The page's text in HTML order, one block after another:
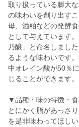
取り扱っている膨大
の味わいを創り出す
母、酒粕などの発酵
として与えています
乃醸」と命名しまし
るような味わいです
中オレイン酸が50％
じることができます。
▼品種・味の特徴・
とにかく脂があっさ
を是非味わってほし